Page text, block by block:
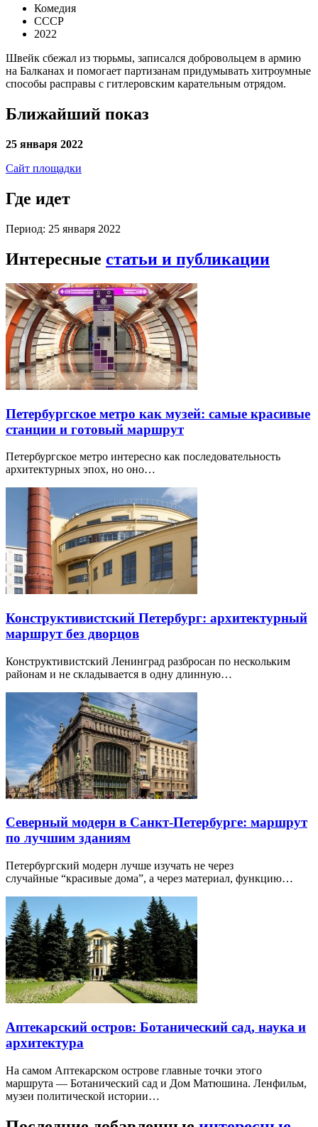
Комедия
СССР
2022
Швейк сбежал из тюрьмы, записался добровольцем в армию
на Балканах и помогает партизанам придумывать хитроумные
способы расправы с гитлеровским карательным отрядом.
Ближайший показ
25 января 2022
Сайт площадки
Где идет
Период: 25 января 2022
Интересные статьи и публикации
Петербургское метро как музей: самые красивые
станции и готовый маршрут
Петербургское метро интересно как последовательность
архитектурных эпох, но оно…
Конструктивистский Петербург: архитектурный
маршрут без дворцов
Конструктивистский Ленинград разбросан по нескольким
районам и не складывается в одну длинную…
Северный модерн в Санкт-Петербурге: маршрут
по лучшим зданиям
Петербургский модерн лучше изучать не через
случайные “красивые дома”, а через материал, функцию…
Аптекарский остров: Ботанический сад, наука и
архитектура
На самом Аптекарском острове главные точки этого
маршрута — Ботанический сад и Дом Матюшина. Ленфильм,
музеи политической истории…